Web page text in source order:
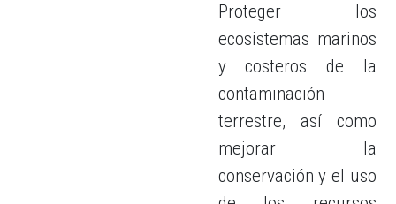
Proteger los
ecosistemas marinos
y costeros de la
contaminación
terrestre, así como
mejorar la
conservación y el uso